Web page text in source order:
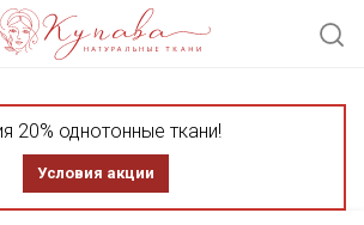
20% однотонные ткани!
Условия акции